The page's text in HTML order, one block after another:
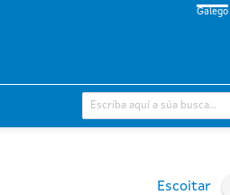
Galego
Escoitar